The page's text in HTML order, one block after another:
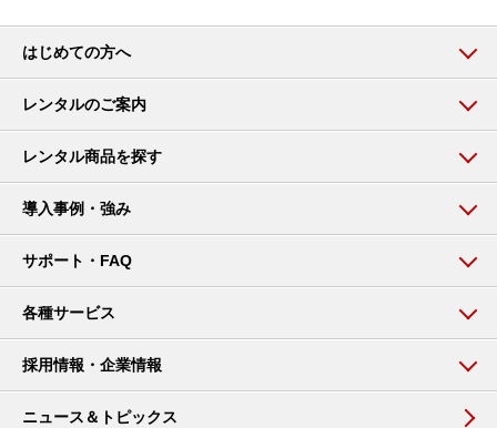
はじめての方へ
レンタルのご案内
レンタル商品を探す
導入事例・強み
サポート・FAQ
各種サービス
採用情報・企業情報
ニュース＆トピックス